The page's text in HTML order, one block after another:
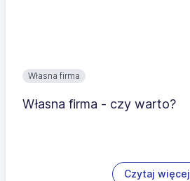
Własna firma
Własna firma - czy warto?
Czytaj więcej